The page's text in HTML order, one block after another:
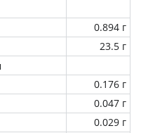
0.894 г
23.5 г
0.176 г
0.047 г
0.029 г